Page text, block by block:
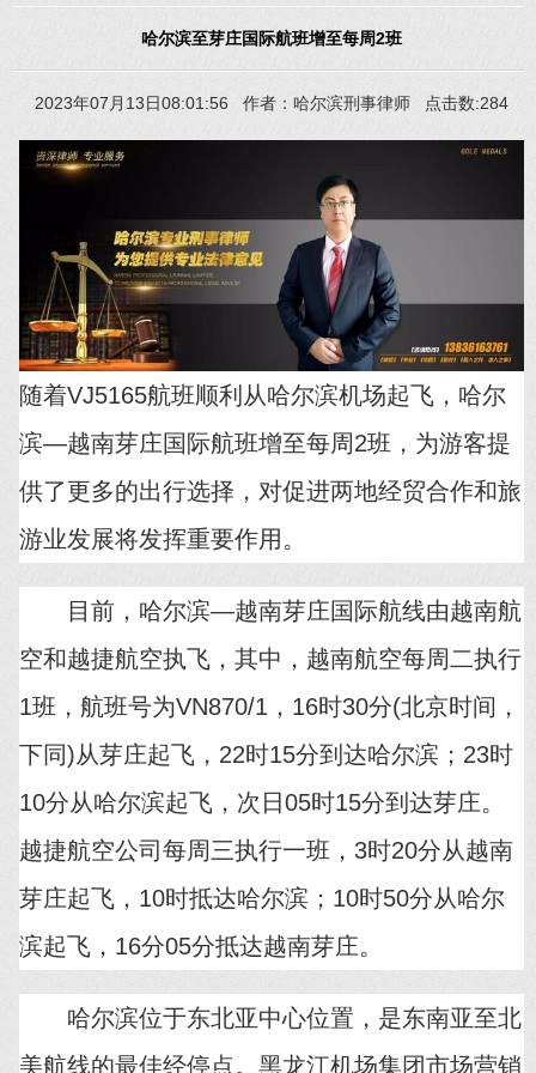
哈尔滨至芽庄国际航班增至每周2班
2023年07月13日08:01:56 作者：哈尔滨刑事律师 点击数:284
随着VJ5165航班顺利从哈尔滨机场起飞，哈尔
滨—越南芽庄国际航班增至每周2班，为游客提
供了更多的出行选择，对促进两地经贸合作和旅
游业发展将发挥重要作用。
目前，哈尔滨—越南芽庄国际航线由越南航
空和越捷航空执飞，其中，越南航空每周二执行
1班，航班号为VN870/1，16时30分(北京时间，
下同)从芽庄起飞，22时15分到达哈尔滨；23时
10分从哈尔滨起飞，次日05时15分到达芽庄。
越捷航空公司每周三执行一班，3时20分从越南
芽庄起飞，10时抵达哈尔滨；10时50分从哈尔
滨起飞，16分05分抵达越南芽庄。
哈尔滨位于东北亚中心位置，是东南亚至北
美航线的最佳经停点。黑龙江机场集团市场营销